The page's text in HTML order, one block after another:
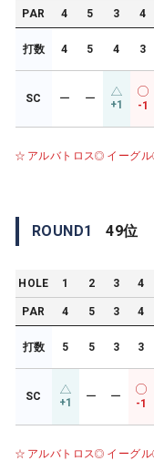
PAR 4 5 3 4
打数 4 5 4 3
SC ー ー +1 -1
アルバトロス イーグル
ROUND1 49位
HOLE 1 2 3 4
PAR 4 5 3 4
打数 5 5 3 3
SC +1 ー ー
-1
アルバトロス イーグル